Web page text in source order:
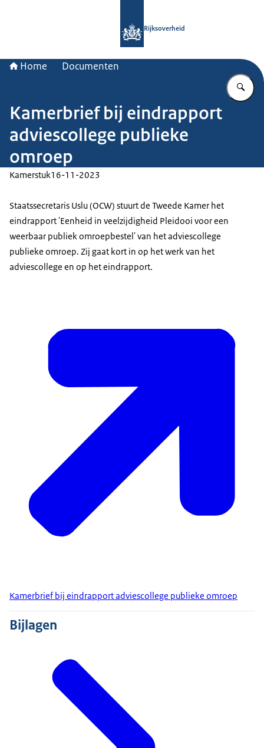
Rijksoverheid
Home Documenten
Kamerbrief bij eindrapport
adviescollege publieke
omroep
Kamerstuk16-11-2023
Staatssecretaris Uslu (OCW) stuurt de Tweede Kamer het
eindrapport 'Eenheid in veelzijdigheid Pleidooi voor een
weerbaar publiek omroepbestel' van het adviescollege
publieke omroep. Zij gaat kort in op het werk van het
adviescollege en op het eindrapport.
Kamerbrief bij eindrapport adviescollege publieke omroep
Bijlagen